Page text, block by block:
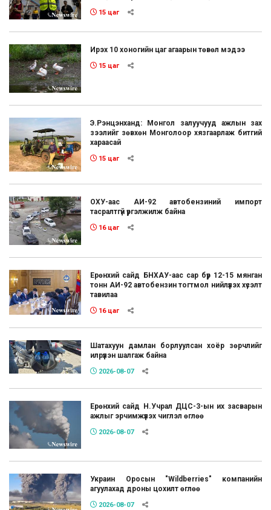
15 цаг
Ирэх 10 хоногийн цаг агаарын төвөл мэдээ
15 цаг
Э.Рэнцэнханд: Монгол залуучууд ажлын зах
зээлийг зөвхөн Монголоор хязгаарлаж битгий
хараасай
15 цаг
ОХУ-аас АИ-92 автобензиний импорт
тасралтгүй үргэлжилж байна
16 цаг
Ерөнхий сайд БНХАУ-аас сар бүр 12-15 мянган
тонн АИ-92 автобензин тогтмол нийлүүлэх хүсэлт
тавилаа
16 цаг
Шатахуун дамлан борлуулсан хоёр зөрчлийг
илрүүлэн шалгаж байна
2026-08-07
Ерөнхий сайд Н.Учрал ДЦС-3-ын их засварын
ажлыг эрчимжүүлэх чиглэл өглөө
2026-08-07
Украин Оросын "Wildberries" компанийн
агуулахад дроны цохилт өглөө
2026-08-07